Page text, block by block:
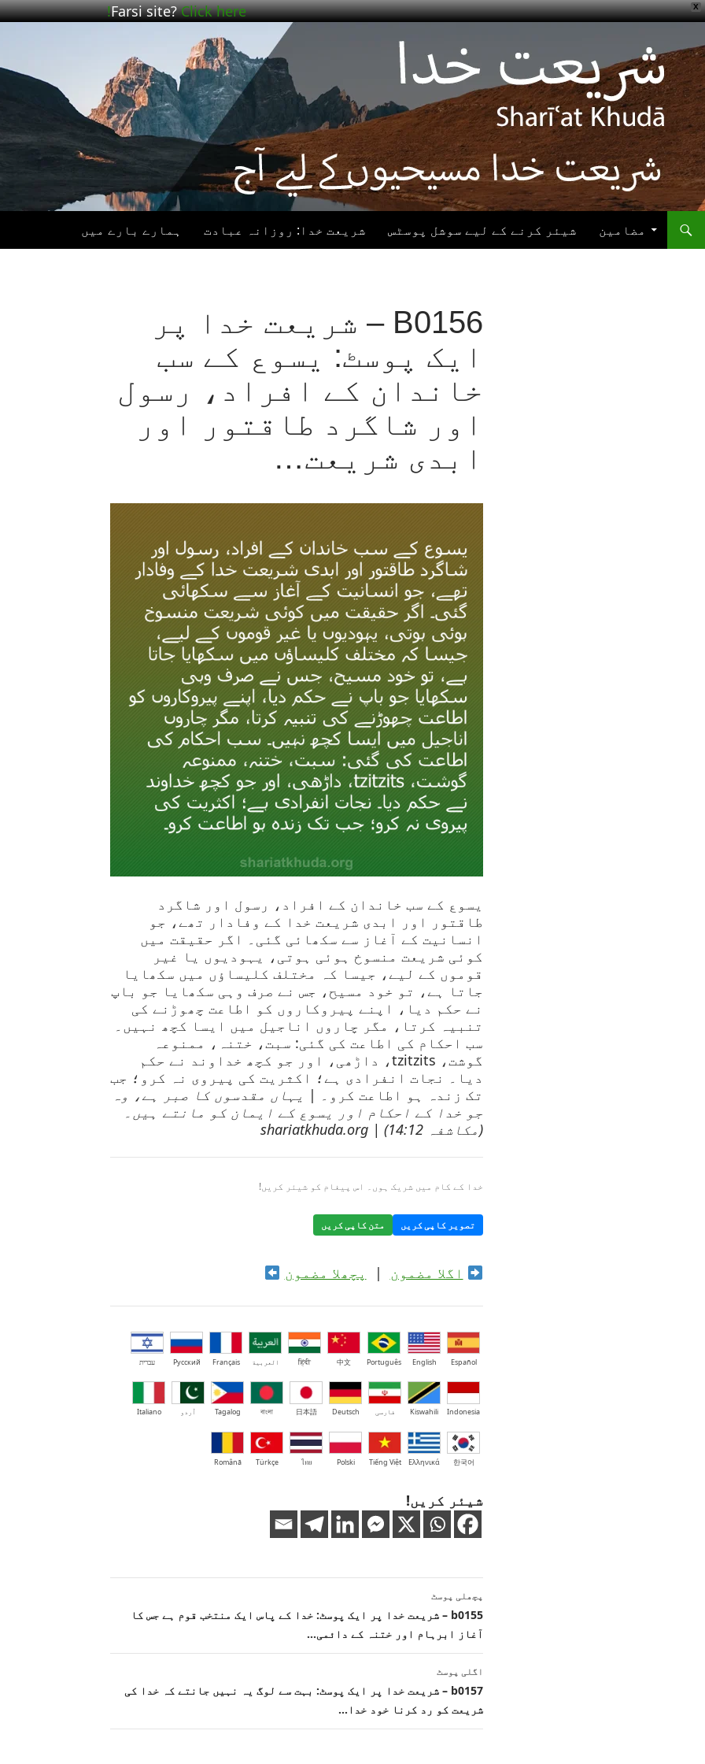
X
Farsi site?Click here!
مواد
پر
جائیں
مضامین شیئر کرنے کے لیے سوشل پوسٹس شریعت خدا: روزانہ عبادت ہمارے بارے میں
B0156 – شریعت خدا پر
ایک پوسٹ: یسوع کے سب
خاندان کے افراد، رسول
اور شاگرد طاقتور اور
ابدی شریعت…
یسوع کے سب خاندان کے افراد، رسول اور شاگرد
طاقتور اور ابدی شریعت خدا کے وفادار تھے، جو
انسانیت کے آغاز سے سکھائی گئی۔ اگر حقیقت میں
کوئی شریعت منسوخ ہوئی ہوتی، یہودیوں یا غیر
قوموں کے لیے، جیسا کہ مختلف کلیساؤں میں سکھایا
جاتا ہے، تو خود مسیح، جس نے صرف وہی سکھایا جو باپ
نے حکم دیا، اپنے پیروکاروں کو اطاعت چھوڑنے کی
تنبیہ کرتا، مگر چاروں اناجیل میں ایسا کچھ نہیں۔
سب احکام کی اطاعت کی گئی: سبت، ختنہ، ممنوعہ
گوشت، tzitzits، داڑھی، اور جو کچھ خداوند نے حکم
دیا۔ نجات انفرادی ہے؛ اکثریت کی پیروی نہ کرو؛ جب
تک زندہ ہو اطاعت کرو۔ | یہاں مقدسوں کا صبر ہے، وہ
جو خدا کے احکام اور یسوع کے ایمان کو مانتے ہیں۔
(مکاشفہ 14:12) | shariatkhuda.org
خدا کے کام میں شریک ہوں۔ اس پیغام کو شیئر کریں!
تصویر کاپی کریں متن کاپی کریں
اگلا مضمون | پچھلا مضمون
Español
English
Português
中文
हिंदी العربية Français
Русский עברית
Indonesia
Kiswahili فارسی Deutsch
日本語
বাংলা
Tagalog اُردو Italiano
한국어
Ελληνικά
Tiếng Việt
Polski
ไทย
Türkçe
Română
شیئر کریں!
پوسٹوں
کی
نیویگیشن
پچھلی پوسٹ
b0155 – شریعت خدا پر ایک پوسٹ: خدا کے پاس ایک منتخب قوم ہے جس کا
آغاز ابرہام اور ختنہ کے دائمی…
اگلی پوسٹ
b0157 – شریعت خدا پر ایک پوسٹ: بہت سے لوگ یہ نہیں جانتے کہ خدا کی
شریعت کو رد کرنا خود خدا…